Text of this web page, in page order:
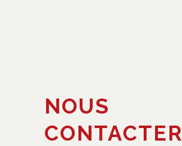
NOUS
CONTACTER